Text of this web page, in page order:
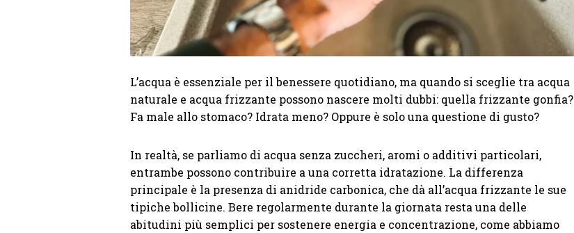
L’acqua è essenziale per il benessere quotidiano, ma quando si sceglie tra acqua
naturale e acqua frizzante possono nascere molti dubbi: quella frizzante gonfia?
Fa male allo stomaco? Idrata meno? Oppure è solo una questione di gusto?
In realtà, se parliamo di acqua senza zuccheri, aromi o additivi particolari,
entrambe possono contribuire a una corretta idratazione. La differenza
principale è la presenza di anidride carbonica, che dà all’acqua frizzante le sue
tipiche bollicine. Bere regolarmente durante la giornata resta una delle
abitudini più semplici per sostenere energia e concentrazione, come abbiamo